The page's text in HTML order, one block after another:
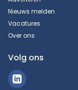
Nieuws melden
Vacatures
Over ons
Volg ons